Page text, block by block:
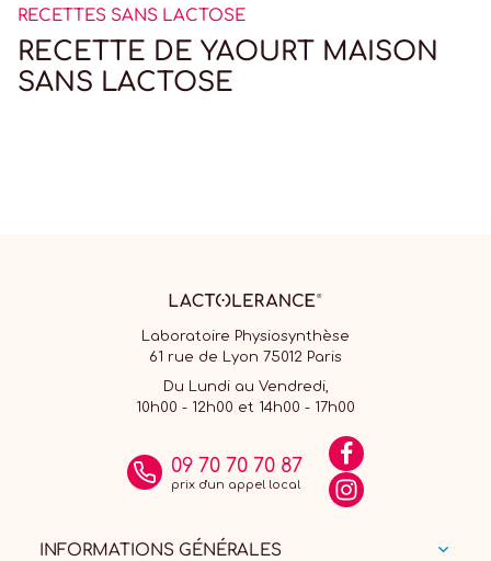
RECETTES SANS LACTOSE
RECETTE DE YAOURT MAISON
SANS LACTOSE
Laboratoire Physiosynthèse
61 rue de Lyon 75012 Paris
Du Lundi au Vendredi,
10h00 - 12h00 et 14h00 - 17h00
09 70 70 70 87
prix d'un appel local
INFORMATIONS GÉNÉRALES